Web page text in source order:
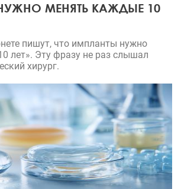
МЕНЯТЬ КАЖДЫЕ 10
пишут, что импланты нужно
лет». Эту фразу не раз слышал
хирург.